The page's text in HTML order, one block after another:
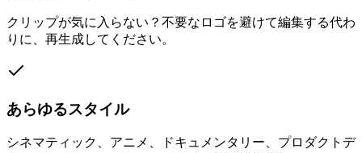
クリップが気に入らない？不要なロゴを避けて編集する代わ
りに、再生成してください。
あらゆるスタイル
シネマティック、アニメ、ドキュメンタリー、プロダクトデ